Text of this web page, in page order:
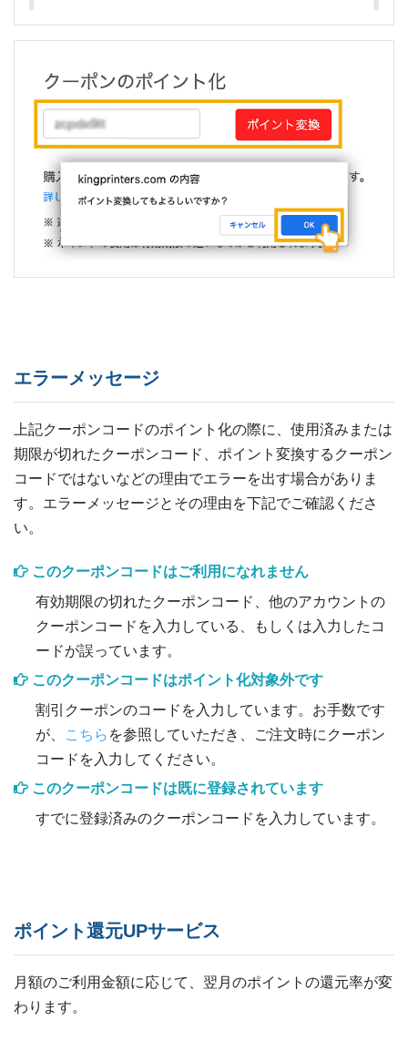
エラーメッセージ
上記クーポンコードのポイント化の際に、使用済みまたは
期限が切れたクーポンコード、ポイント変換するクーポン
コードではないなどの理由でエラーを出す場合がありま
す。エラーメッセージとその理由を下記でご確認くださ
い。
このクーポンコードはご利用になれません
有効期限の切れたクーポンコード、他のアカウントの
クーポンコードを入力している、もしくは入力したコ
ードが誤っています。
このクーポンコードはポイント化対象外です
割引クーポンのコードを入力しています。お手数です
が、
こちら を参照していただき、ご注文時にクーポン
コードを入力してください。
このクーポンコードは既に登録されています
すでに登録済みのクーポンコードを入力しています。
ポイント還元UPサービス
月額のご利用金額に応じて、翌月のポイントの還元率が変
わります。